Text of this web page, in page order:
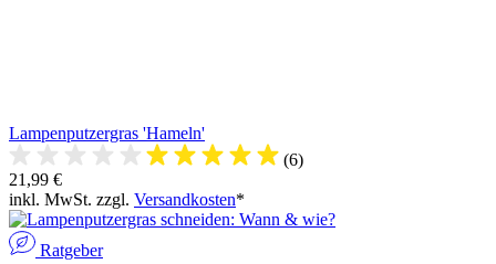
Lampenputzergras 'Hameln'
(6)
21,99 €
inkl. MwSt. zzgl. Versandkosten*
Ratgeber